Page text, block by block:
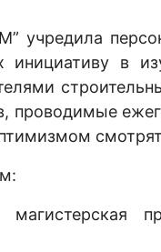
учредила
в
проводимые
магистерская